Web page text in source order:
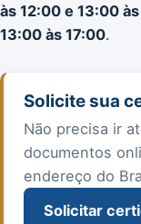
às 12:00 e 13:00
13:00 às 17:00.
Solicite sua
Não precisa ir
documentos
endereço do
Solicitar